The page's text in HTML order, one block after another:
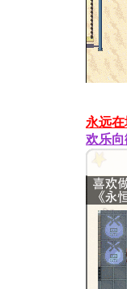
永远
欢乐向